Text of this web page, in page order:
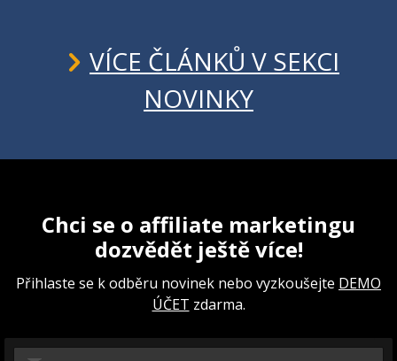
VÍCE ČLÁNKŮ V SEKCI
NOVINKY
Chci se o affiliate marketingu
dozvědět ještě více!
Přihlaste se k odběru novinek nebo vyzkoušejte DEMO
ÚČET zdarma.